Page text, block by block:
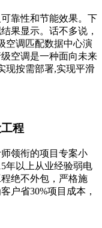
靠性和节能效果。下
果显示。话不多说，
空调匹配数据中心演
空调是一种面向未来
现按需部署,实现平滑
程
领衔的项目专案小
年以上从业经验弱电
绝不外包，严格施
户省30%项目成本，